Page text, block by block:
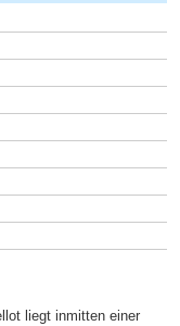
liegt inmitten einer